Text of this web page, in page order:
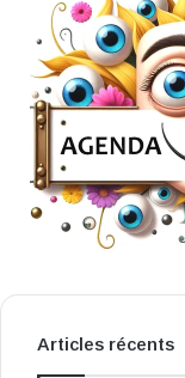
Articles récents